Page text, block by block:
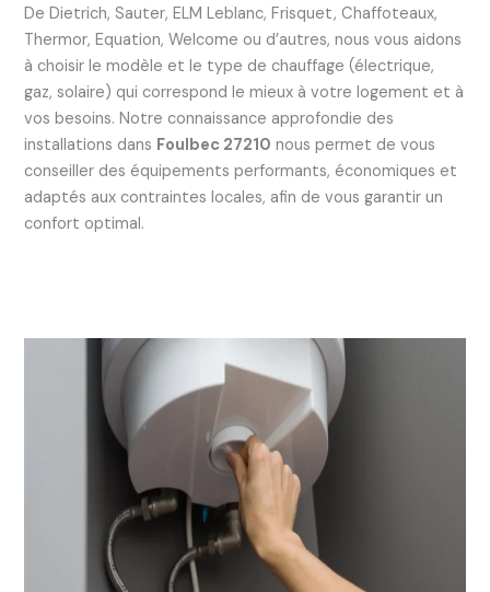
De Dietrich, Sauter, ELM Leblanc, Frisquet, Chaffoteaux,
Thermor, Equation, Welcome ou d’autres, nous vous aidons
à choisir le modèle et le type de chauffage (électrique,
gaz, solaire) qui correspond le mieux à votre logement et à
vos besoins. Notre connaissance approfondie des
installations dans Foulbec 27210 nous permet de vous
conseiller des équipements performants, économiques et
adaptés aux contraintes locales, afin de vous garantir un
confort optimal.